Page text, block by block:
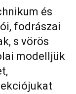
és
fodrászai
s vörös
modelljük